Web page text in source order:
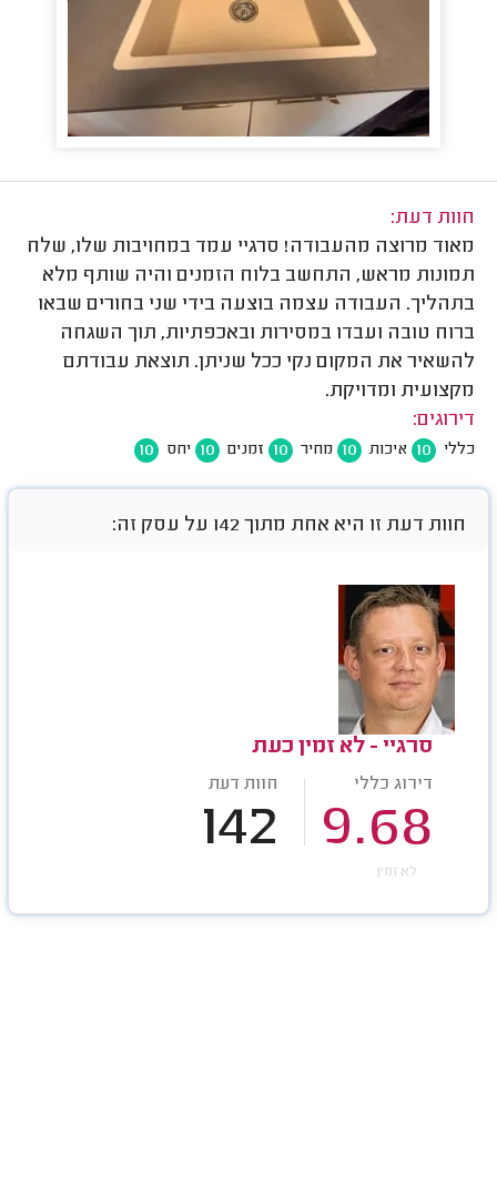
חוות דעת:
מאוד מרוצה מהעבודה! סרגיי עמד במחויבות שלו, שלח
תמונות מראש, התחשב בלוח הזמנים והיה שותף מלא
בתהליך. העבודה עצמה בוצעה בידי שני בחורים שבאו
ברוח טובה ועבדו במסירות ובאכפתיות, תוך השגחה
להשאיר את המקום נקי ככל שניתן. תוצאת עבודתם
מקצועית ומדויקת.
דירוגים:
כללי 10 איכות 10 מחיר 10 זמנים 10 יחס 10
חוות דעת זו היא אחת מתוך 142 על עסק זה:
סרגיי - לא זמין כעת
דירוג כללי
9.68
חוות דעת
142
לא זמין